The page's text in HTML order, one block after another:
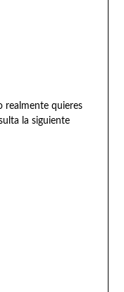
realmente quieres
la siguiente